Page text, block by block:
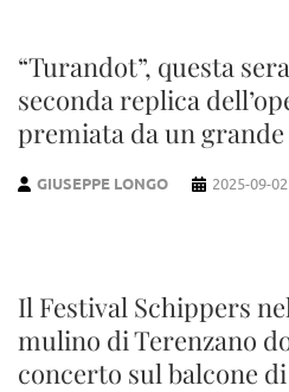
“Turandot”, questa
seconda replica
premiata da un grande
GIUSEPPE LONGO 2025-09-02
Il Festival Schippers
mulino di Terenzano
concerto sul balcone